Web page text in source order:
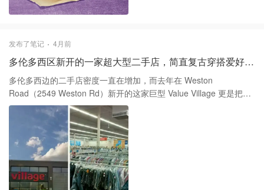
家的 Windshell 系列。 ◼️ 单品推荐 1️⃣ Horizon 雨降夹克：Tri-
Regency 夹克：教练夹克版型，棉锦混纺材质，防风性能极佳且不
过时。 4️⃣ Aethera 连帽卫衣：自带收纳背带，非常适合春季短途旅
行或日常带件备用。 说到底，春季买大鹅买的是个“功能性的长效投
资”。比起年年换的快时尚，一件耐造的防风壳或者抓绒确实能穿很
多年。买之前多想想自己的生活场景，别只为了那个标去冲动消
带咸味的玉米饼皮。这种咸口外壳和极甜内馅的碰撞，对于有些人
灾难。而且这种复杂的甜味组合其实非常考验门店的操作水平，我
这次拿到的稍微有点过火，外皮略显僵硬，加上香草馅儿的热量冲
击，吃完整颗确实会感到明显的甜腻感。 如果你是那种喜欢挑战新
奇口感、对焦糖布丁没有任何抵抗力的人，这款 Slider 确实值得尝
试一次，但千万要趁热吃。只要稍微放凉一点，那层焦糖壳就会变
得粘牙，里面的奶油也会开始呈现一种略显廉价的化工感。说实
话，这更像是一个为了社交媒体流量而生的产品，如果你想追求更
稳妥的快餐甜品体验，其实还有更好的选择。 单品推荐 1️⃣ 如果你
追求纯粹的满足感，回归后的巧克力软糖馅 Empanada 其实更稳
健，没那么多花里胡哨的跨界实验。 2️⃣ 对于想解腻的朋友，搭配一
杯新款的 Baja Midnight 脏苏打会比直接喝可乐要更有趣一些，那层
紫色的奶泡能中和掉不少甜腻感。
发布了笔记 4月前
多伦多西区新开的一家超大型二手店，简直复古穿搭爱好者的天堂 🛒
多伦多西边的二手店密度一直在增加，而去年在 Weston
Road（2549 Weston Rd）新开的这家巨型 Value Village 更是把规
模推到了新高度。说实话，现在的多伦多二手市场早就不再是当年
那种“随便捡漏”的世外桃源了，随着复古风潮和通胀的双重夹击，很
多快时尚品牌甚至是超市货都被标上了离谱的价格。这需要我们在
推着购物车穿梭于那些每周更新上万件商品的密密麻麻衣架时，保
持一种近乎冷酷的清醒，才能在海量工业垃圾中淘出真正的“珍珠”。
如果你是冲着所谓“大牌”去的，大概率会失望，因为这种巨型店的筛
选机制往往很难过滤出高端线，反倒是在那些不显眼的男装区、家